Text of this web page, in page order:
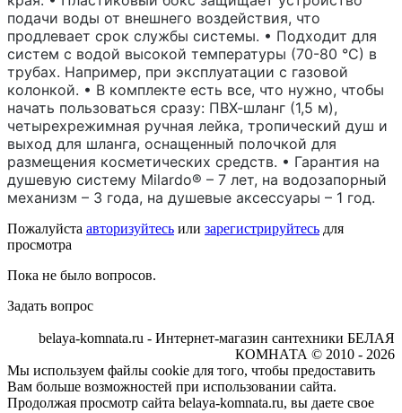
подачи воды от внешнего воздействия, что
продлевает срок службы системы. • Подходит для
систем с водой высокой температуры (70-80 °С) в
трубах. Например, при эксплуатации с газовой
колонкой. • В комплекте есть все, что нужно, чтобы
начать пользоваться сразу: ПВХ-шланг (1,5 м),
четырехрежимная ручная лейка, тропический душ и
выход для шланга, оснащенный полочкой для
размещения косметических средств. • Гарантия на
душевую систему Milardo® – 7 лет, на водозапорный
механизм – 3 года, на душевые аксессуары – 1 год.
Пожалуйста авторизуйтесь или зарегистрируйтесь для
просмотра
Пока не было вопросов.
Задать вопрос
belaya-komnata.ru - Интернет-магазин сантехники БЕЛАЯ
КОМНАТА © 2010 - 2026
Мы используем файлы cookie для того, чтобы предоставить
Вам больше возможностей при использовании сайта.
Продолжая просмотр сайта belaya-komnata.ru, вы даете свое